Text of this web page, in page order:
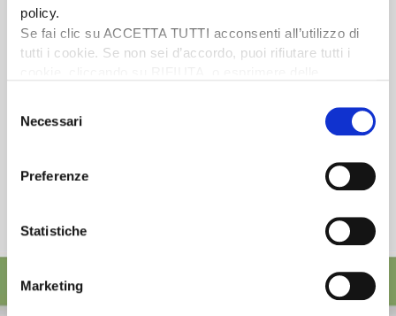
policy.
Se fai clic su ACCETTA TUTTI acconsenti all’utilizzo di
tutti i cookie. Se non sei d’accordo, puoi rifiutare tutti i
desideri accettare e cliccando ACCETTA SELEZIONATI.
delNecessari
Preferenze
Statistiche
Marketing